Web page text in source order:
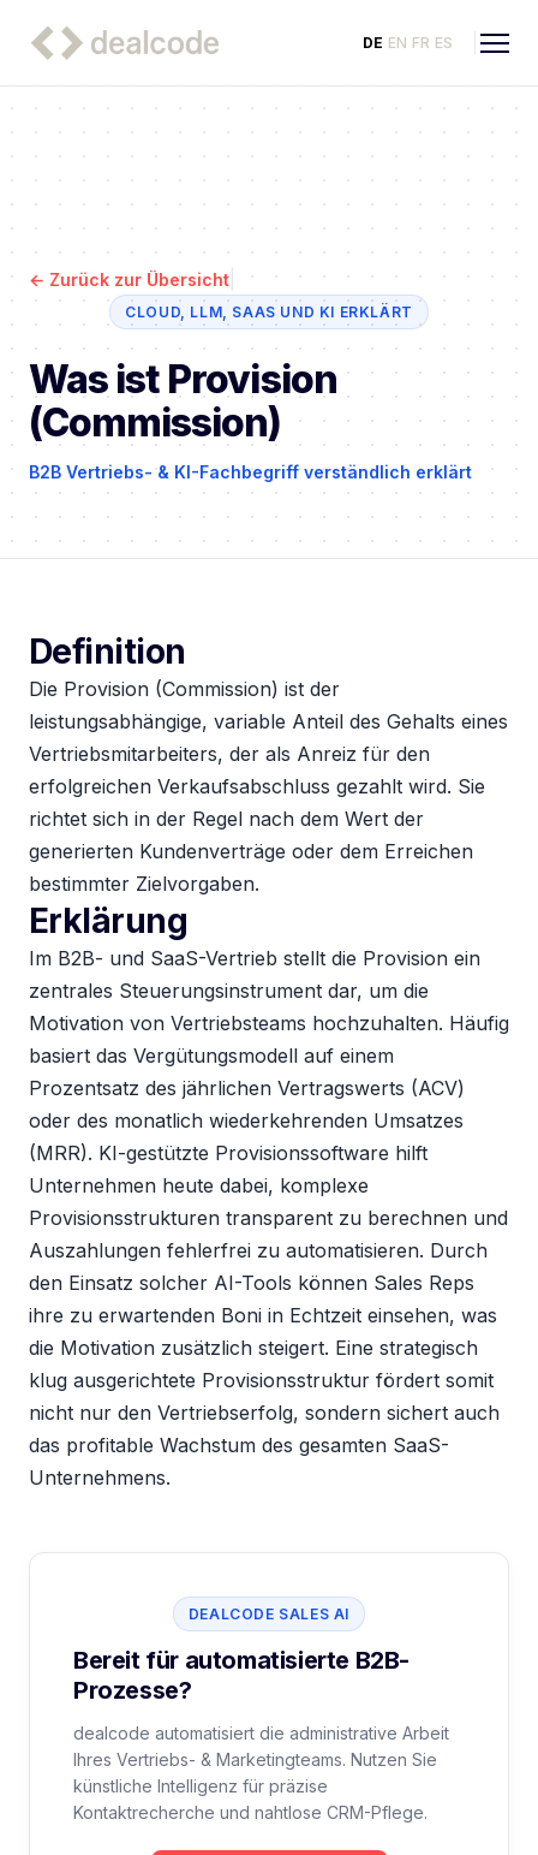
DE EN FR ES
← Zurück zur Übersicht
CLOUD, LLM, SAAS UND KI ERKLÄRT
Was ist Provision
(Commission)
B2B Vertriebs- & KI-Fachbegriff verständlich erklärt
Definition
Die Provision (Commission) ist der
leistungsabhängige, variable Anteil des Gehalts eines
Vertriebsmitarbeiters, der als Anreiz für den
erfolgreichen Verkaufsabschluss gezahlt wird. Sie
richtet sich in der Regel nach dem Wert der
generierten Kundenverträge oder dem Erreichen
bestimmter Zielvorgaben.
Erklärung
Im B2B- und SaaS-Vertrieb stellt die Provision ein
zentrales Steuerungsinstrument dar, um die
Motivation von Vertriebsteams hochzuhalten. Häufig
basiert das Vergütungsmodell auf einem
Prozentsatz des jährlichen Vertragswerts (ACV)
oder des monatlich wiederkehrenden Umsatzes
(MRR). KI-gestützte Provisionssoftware hilft
Unternehmen heute dabei, komplexe
Provisionsstrukturen transparent zu berechnen und
Auszahlungen fehlerfrei zu automatisieren. Durch
den Einsatz solcher AI-Tools können Sales Reps
ihre zu erwartenden Boni in Echtzeit einsehen, was
die Motivation zusätzlich steigert. Eine strategisch
klug ausgerichtete Provisionsstruktur fördert somit
nicht nur den Vertriebserfolg, sondern sichert auch
das profitable Wachstum des gesamten SaaS-
Unternehmens.
DEALCODE SALES AI
Bereit für automatisierte B2B-
Prozesse?
dealcode automatisiert die administrative Arbeit
Ihres Vertriebs- & Marketingteams. Nutzen Sie
künstliche Intelligenz für präzise
Kontaktrecherche und nahtlose CRM-Pflege.